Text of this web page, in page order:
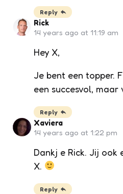
Reply
Rick
14 years ago at 11:19 am
Hey X,
Je bent een topper.
een succesvol,
Reply
Xaviera
14 years ago at 1:22 pm
Dankj e Rick. Jij ook
X.
Reply